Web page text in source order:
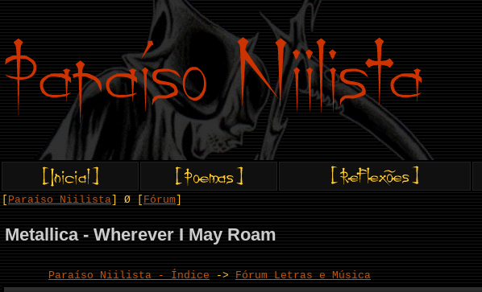
Paraíso Niilista ] Ø [ Fórum
Metallica - Wherever I May Roam
Paraíso Niilista - Índice -> Fórum Letras e Música